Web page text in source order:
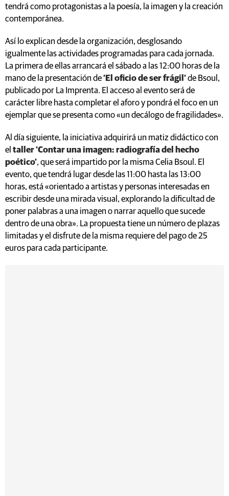
tendrá como protagonistas a la poesía, la imagen y la creación
contemporánea.
Así lo explican desde la organización, desglosando
igualmente las actividades programadas para cada jornada.
La primera de ellas arrancará el sábado a las 12:00 horas de la
mano de la presentación de‘El oficio de ser frágil’de Bsoul,
publicado por La Imprenta. El acceso al evento será de
carácter libre hasta completar el aforo y pondrá el foco en un
ejemplar que se presenta como «un decálogo de fragilidades».
Al día siguiente, la iniciativa adquirirá un matiz didáctico con
el taller ‘Contar una imagen: radiografía del hecho
poético’, que será impartido por la misma Celia Bsoul. El
evento, que tendrá lugar desde las 11:00 hasta las 13:00
horas, está «orientado a artistas y personas interesadas en
escribir desde una mirada visual, explorando la dificultad de
poner palabras a una imagen o narrar aquello que sucede
dentro de una obra». La propuesta tiene un número de plazas
limitadas y el disfrute de la misma requiere del pago de 25
euros para cada participante.